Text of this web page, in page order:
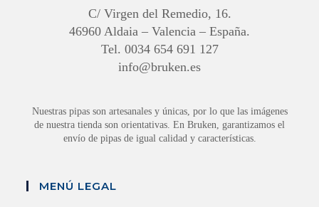
C/ Virgen del Remedio, 16.
46960 Aldaia – Valencia – España.
Tel. 0034 654 691 127
info@bruken.es
Nuestras pipas son artesanales y únicas, por lo que las imágenes
de nuestra tienda son orientativas. En Bruken, garantizamos el
envío de pipas de igual calidad y características.
MENÚ LEGAL